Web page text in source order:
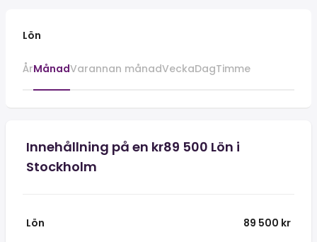
Lön
ÅrMånadVarannan månadVeckaDagTimme
Innehållning på en kr89 500 Lön i
Stockholm
Lön
89 500 kr